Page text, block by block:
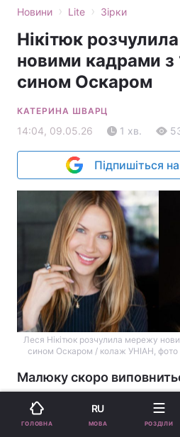
Новини › Lite › Зірки
Нікітюк
новими кадрами з
сином Оскаром
КАТЕРИНА ШВАРЦ
14:04, 09.05.26 1 хв.
Підпишіться
Леся Нікітюк розчулила мережу
сином Оскаром / колаж УНІАН,
Малюку скоро
ГОЛОВНА
RU
МОВА РОЗДІЛИ